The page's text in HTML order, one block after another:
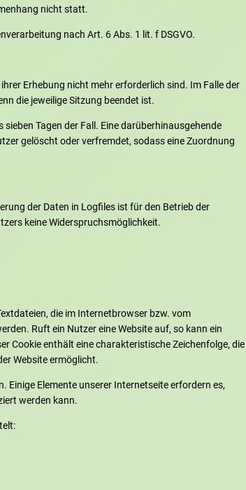
nicht statt.
nach Art. 6 Abs. 1 lit. f DSGVO.
Erhebung nicht mehr erforderlich sind. Im Falle der
die jeweilige Sitzung beendet ist.
Tagen der Fall. Eine darüberhinausgehende
gelöscht oder verfremdet, sodass eine Zuordnung
der Daten in Logfiles ist für den Betrieb der
keine Widerspruchsmöglichkeit.
die im Internetbrowser bzw. vom
Ruft ein Nutzer eine Website auf, so kann ein
Cookie enthält eine charakteristische Zeichenfolge, die
Website ermöglicht.
Einige Elemente unserer Internetseite erfordern es,
werden kann.